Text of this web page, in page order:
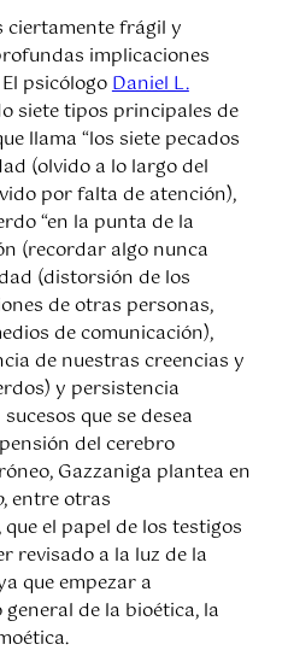
ciertamente frágil y
implicaciones
psicólogoDaniel L.
siete tipos principales de
llama “los siete pecados
(olvido a lo largo del
por falta de atención),
“en la punta de la
(recordar algo nunca
(distorsión de los
de otras personas,
de comunicación),
de nuestras creencias y
y persistencia
que se desea
del cerebro
Gazzaniga plantea en
, entre otras
el papel de los testigos
revisado a la luz de la
que empezar a
de la bioética, la